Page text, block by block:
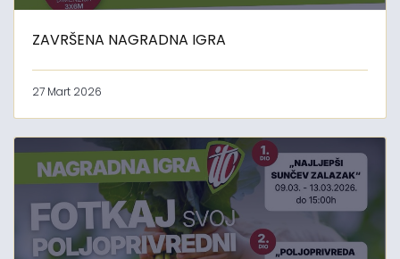
ZAVRŠENA NAGRADNA IGRA
27 Mart 2026